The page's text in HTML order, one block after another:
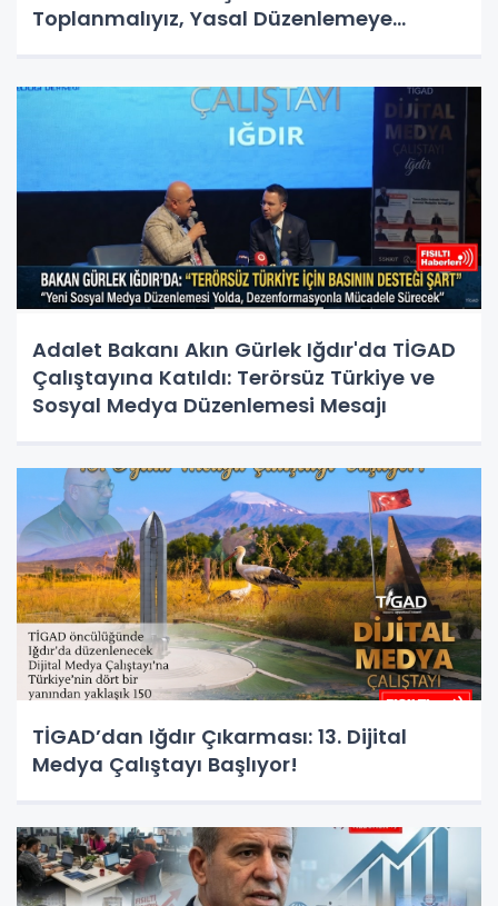
Toplanmalıyız, Yasal Düzenlemeye
Adalet Bakanı Akın Gürlek Iğdır'da TİGAD
Çalıştayına Katıldı: Terörsüz Türkiye ve
Sosyal Medya Düzenlemesi Mesajı
TİGAD’dan Iğdır Çıkarması: 13. Dijital
Medya Çalıştayı Başlıyor!